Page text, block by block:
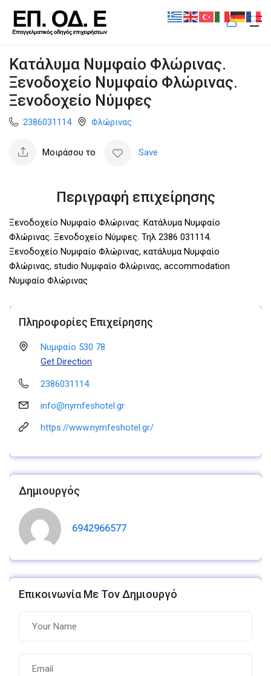
Κατάλυμα Νυμφαίο Φλώρινας.
Ξενοδοχείο Νυμφαίο Φλώρινας.
Ξενοδοχείο Νύμφες
2386031114 Φλώρινας
Μοιράσου το Save
Περιγραφή επιχείρησης
Ξενοδοχείο Νυμφαίο Φλώρινας. Κατάλυμα Νυμφαίο
Φλώρινας. Ξενοδοχείο Νύμφες. Τηλ 2386 031114.
Ξενοδοχείο Νυμφαίο Φλώρινας, κατάλυμα Νυμφαίο
Φλώρινας, studio Νυμφαίο Φλώρινας, accommodation
Νυμφαίο Φλώρινας
Πληροφορίες Επιχείρησης
Νυμφαίο 530 78
Get Direction
2386031114
info@nymfeshotel.gr
https://www.nymfeshotel.gr/
Δημιουργός
6942966577
Επικοινωνία Με Τον Δημιουργό